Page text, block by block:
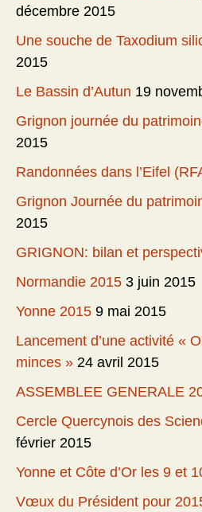
décembre 2015
Une souche de Taxodium
2015
Le Bassin d’Autun 19
Grignon journée du
2015
Randonnées dans l’Eifel
Grignon Journée du
2015
GRIGNON: bilan et
Normandie 2015 3 juin 2015
Yonne 2015 9 mai 2015
Lancement d’une activité «
minces » 24 avril 2015
ASSEMBLEE GENERALE
Cercle Quercynois des
février 2015
Yonne et Côte d’Or les 9 et
Vœux du Président pour